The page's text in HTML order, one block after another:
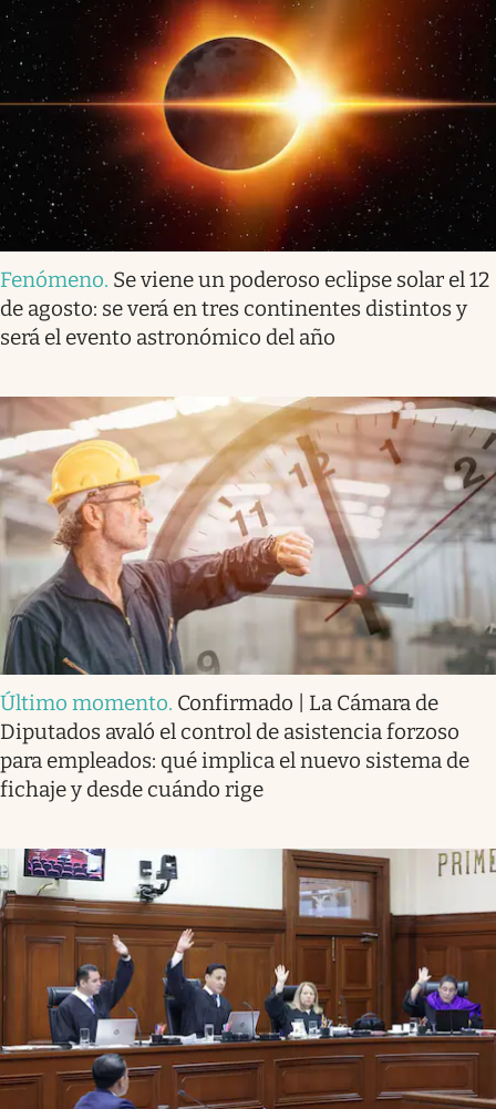
Fenómeno. Se viene un poderoso eclipse solar el 12
de agosto: se verá en tres continentes distintos y
será el evento astronómico del año
Último momento. Confirmado | La Cámara de
Diputados avaló el control de asistencia forzoso
para empleados: qué implica el nuevo sistema de
fichaje y desde cuándo rige